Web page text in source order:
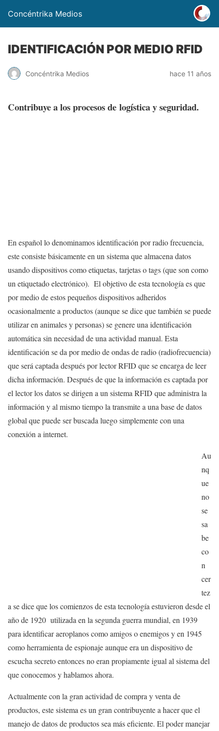
Concéntrika Medios
IDENTIFICACIÓN POR MEDIO RFID
Concéntrika Medios hace 11 años
Contribuye a los procesos de logística y seguridad.
En español lo denominamos identificación por radio frecuencia,
este consiste básicamente en un sistema que almacena datos
usando dispositivos como etiquetas, tarjetas o tags (que son como
un etiquetado electrónico). El objetivo de esta tecnología es que
por medio de estos pequeños dispositivos adheridos
ocasionalmente a productos (aunque se dice que también se puede
utilizar en animales y personas) se genere una identificación
automática sin necesidad de una actividad manual. Esta
identificación se da por medio de ondas de radio (radiofrecuencia)
que será captada después por lector RFID que se encarga de leer
dicha información. Después de que la información es captada por
el lector los datos se dirigen a un sistema RFID que administra la
información y al mismo tiempo la transmite a una base de datos
global que puede ser buscada luego simplemente con una
conexión a internet.
Au
nq
ue
no
se
sa
be
co
n
cer
tez
a se dice que los comienzos de esta tecnología estuvieron desde el
año de 1920 utilizada en la segunda guerra mundial, en 1939
para identificar aeroplanos como amigos o enemigos y en 1945
como herramienta de espionaje aunque era un dispositivo de
escucha secreto entonces no eran propiamente igual al sistema del
que conocemos y hablamos ahora.
Actualmente con la gran actividad de compra y venta de
productos, este sistema es un gran contribuyente a hacer que el
manejo de datos de productos sea más eficiente. El poder manejar